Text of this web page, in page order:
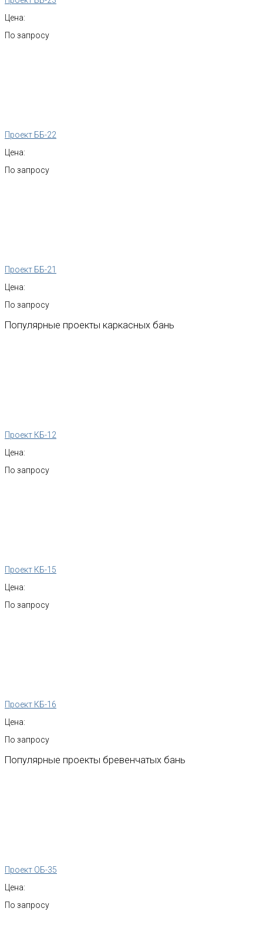
Цена:
По запросу
Проект ББ-22
Цена:
По запросу
Проект ББ-21
Цена:
По запросу
Популярные проекты каркасных бань
Проект КБ-12
Цена:
По запросу
Проект КБ-15
Цена:
По запросу
Проект КБ-16
Цена:
По запросу
Популярные проекты бревенчатых бань
Проект ОБ-35
Цена:
По запросу